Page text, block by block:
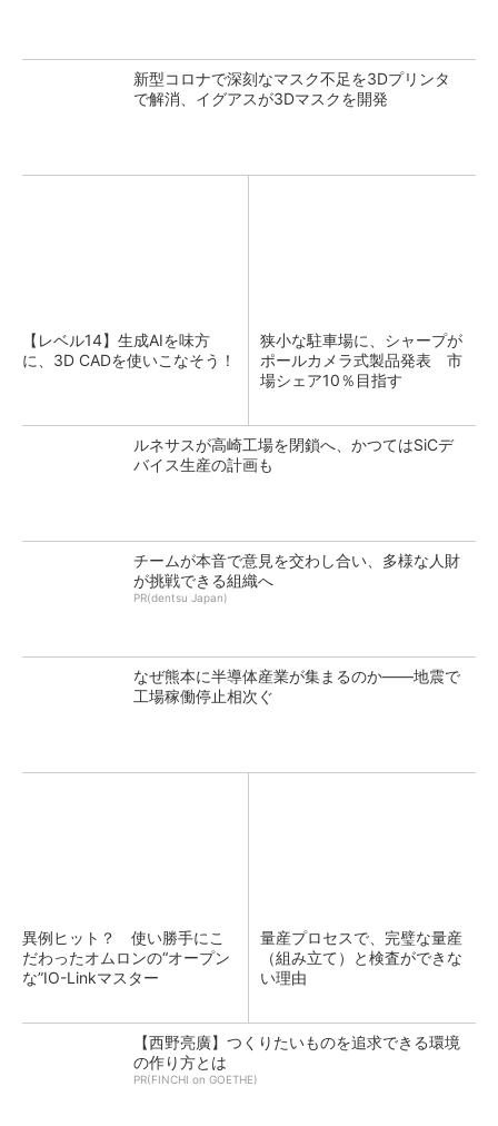
新型コロナで深刻なマスク不足を3Dプリンタ
で解消、イグアスが3Dマスクを開発
【レベル14】生成AIを味方
に、3D CADを使いこなそう！
狭小な駐車場に、シャープが
ポールカメラ式製品発表 市
場シェア10％目指す
ルネサスが高崎工場を閉鎖へ、かつてはSiCデ
バイス生産の計画も
チームが本音で意見を交わし合い、多様な人財
が挑戦できる組織へ
PR(dentsu Japan)
なぜ熊本に半導体産業が集まるのか――地震で
工場稼働停止相次ぐ
異例ヒット？ 使い勝手にこ
だわったオムロンの“オープン
な”IO-Linkマスター
量産プロセスで、完璧な量産
（組み立て）と検査ができな
い理由
【西野亮廣】つくりたいものを追求できる環境
の作り方とは
PR(FINCHI on GOETHE)